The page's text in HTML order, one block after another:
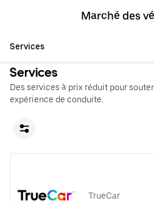
Marché des
Services
Services
Des services à prix réduit pour
expérience de conduite.
TrueCar